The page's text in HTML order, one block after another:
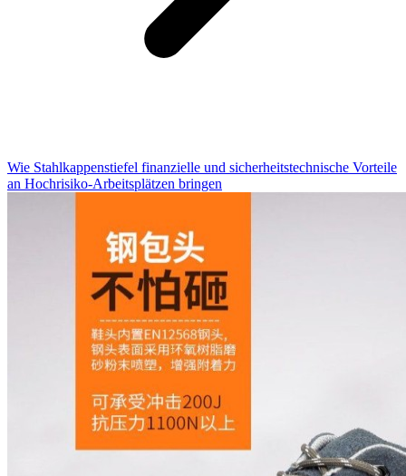
Wie Stahlkappenstiefel finanzielle und sicherheitstechnische Vorteile
an Hochrisiko-Arbeitsplätzen bringen